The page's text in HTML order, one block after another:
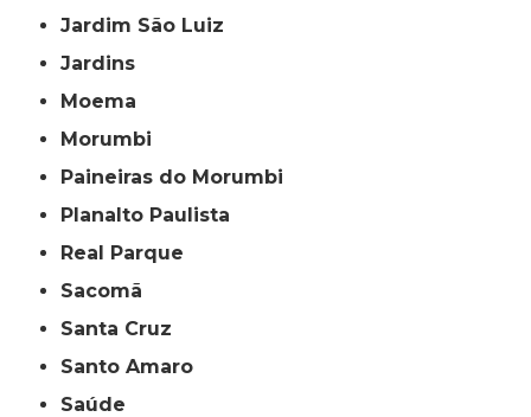
Jardim São Luiz
Jardins
Moema
Morumbi
Paineiras do Morumbi
Planalto Paulista
Real Parque
Sacomã
Santa Cruz
Santo Amaro
Saúde